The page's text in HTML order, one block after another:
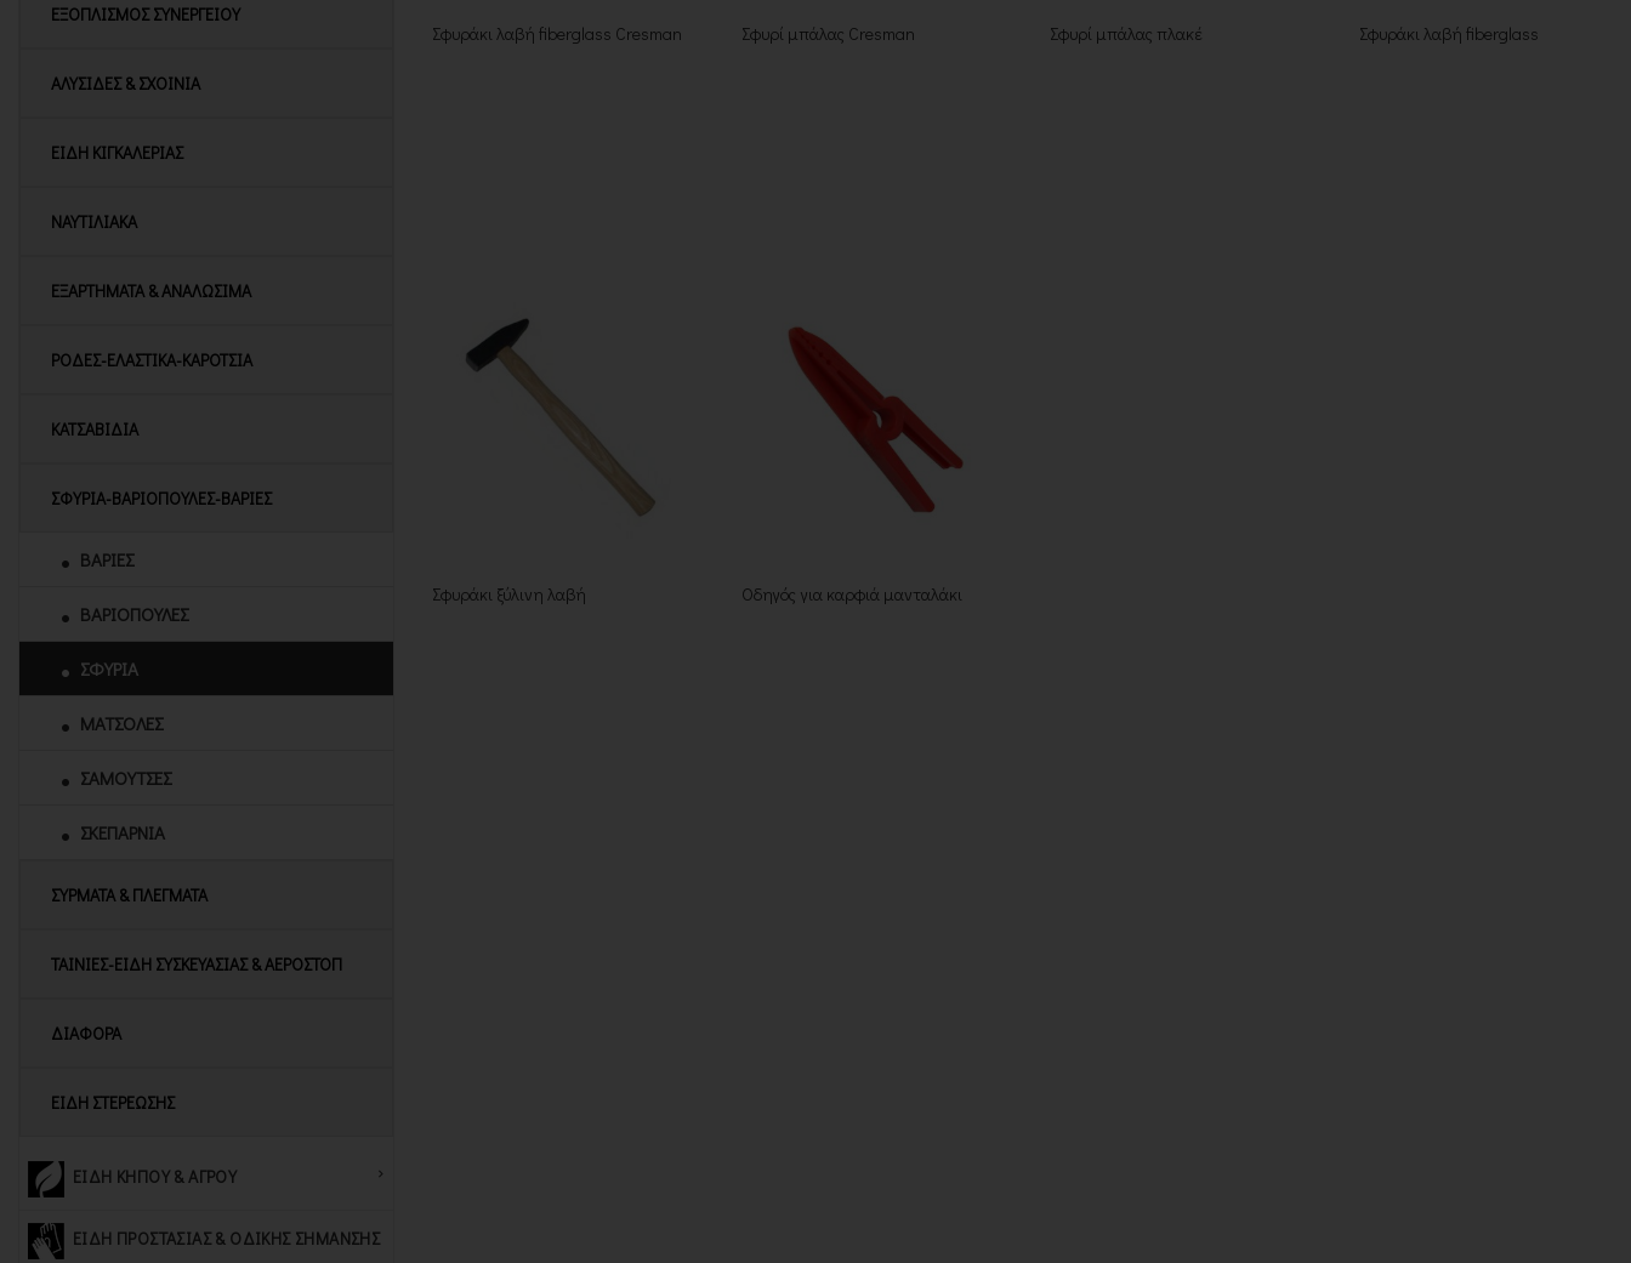
ΕΞΟΠΛΙΣΜΟΣ ΣΥΝΕΡΓΕΙΟΥ
ΑΛΥΣΙΔΕΣ & ΣΧΟΙΝΙΑ
ΕΙΔΗ ΚΙΓΚΑΛΕΡΙΑΣ
ΝΑΥΤΙΛΙΑΚΑ
ΕΞΑΡΤΗΜΑΤΑ & ΑΝΑΛΩΣΙΜΑ
ΡΟΔΕΣ-ΕΛΑΣΤΙΚΑ-ΚΑΡΟΤΣΙΑ
ΚΑΤΣΑΒΙΔΙΑ
ΣΦΥΡΙΑ-ΒΑΡΙΟΠΟΥΛΕΣ-ΒΑΡΙΕΣ
ΒΑΡΙΕΣ
ΒΑΡΙΟΠΟΥΛΕΣ
ΣΦΥΡΙΑ
ΜΑΤΣΟΛΕΣ
ΣΑΜΟΥΤΣΕΣ
ΣΚΕΠΑΡΝΙΑ
ΣΥΡΜΑΤΑ & ΠΛΕΓΜΑΤΑ
ΤΑΙΝΙΕΣ-ΕΙΔΗ ΣΥΣΚΕΥΑΣΙΑΣ & ΑΕΡΟΣΤΟΠ
ΔΙΑΦΟΡΑ
ΕΙΔΗ ΣΤΕΡΕΩΣΗΣ
ΕΙΔΗ ΚΗΠΟΥ & ΑΓΡΟΥ
ΕΙΔΗ ΠΡΟΣΤΑΣΙΑΣ & ΟΔΙΚΗΣ ΣΗΜΑΝΣΗΣ
Σφυράκι λαβή fiberglass Cresman Σφυρί μπάλας Cresman Σφυρί μπάλας πλακέ Σφυράκι λαβή fiberglass
Σφυράκι ξύλινη λαβή Οδηγός για καρφιά μανταλάκι